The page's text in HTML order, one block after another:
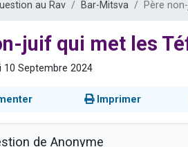
au Rav Bar-Mitsva Père
juif qui met les
10 Septembre 2024
Imprimer
de Anonyme